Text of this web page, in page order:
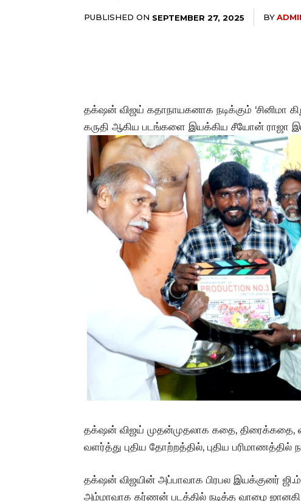
PUBLISHED ON SEPTEMBER 27, 2025 BY
தக்‌ஷன் விஜய் கதாநாயகனாக நடிக்கும் ‘சினிமா
கருதி ஆகிய படங்களை இயக்கிய சீயோன் ராஜா
தக்‌ஷன் விஜய் முதன்முதலாக கதை, திரைக்கதை,
வளர்த்து புதிய தோற்றத்தில், புதிய பரிமாணத்தில்
தக்‌ஷன் விஜயின் அப்பாவாக பிரபல இயக்குனர்
அம்மாவாக கர்ணன் படத்தில் நடித்த வாழை ஜானகி